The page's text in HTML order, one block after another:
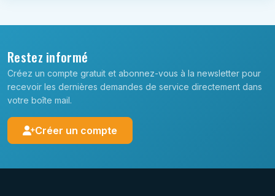
Restez informé
Créez un compte gratuit et abonnez-vous à la newsletter pour
recevoir les dernières demandes de service directement dans
votre boîte mail.
Créer un compte